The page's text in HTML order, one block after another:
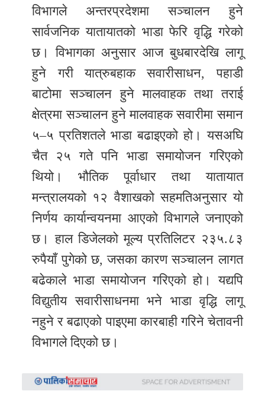
स्थानीय
English
विभागले अन्तरप्रदेशमा सञ्चालन हुने
सार्वजनिक यातायातको भाडा फेरि वृद्धि गरेको
छ। विभागका अनुसार आज बुधबारदेखि लागू
हुने गरी यात्रुबहाक सवारीसाधन, पहाडी
बाटोमा सञ्चालन हुने मालवाहक तथा तराई
क्षेत्रमा सञ्चालन हुने मालवाहक सवारीमा समान
५–५ प्रतिशतले भाडा बढाइएको हो। यसअघि
चैत २५ गते पनि भाडा समायोजन गरिएको
थियो। भौतिक पूर्वाधार तथा यातायात
मन्त्रालयको १२ वैशाखको सहमतिअनुसार यो
निर्णय कार्यान्वयनमा आएको विभागले जनाएको
छ। हाल डिजेलको मूल्य प्रतिलिटर २३५.८३
रुपैयाँ पुगेको छ, जसका कारण सञ्चालन लागत
बढेकाले भाडा समायोजन गरिएको हो। यद्यपि
विद्युतीय सवारीसाधनमा भने भाडा वृद्धि लागू
नहुने र बढाएको पाइएमा कारबाही गरिने चेतावनी
विभागले दिएको छ।